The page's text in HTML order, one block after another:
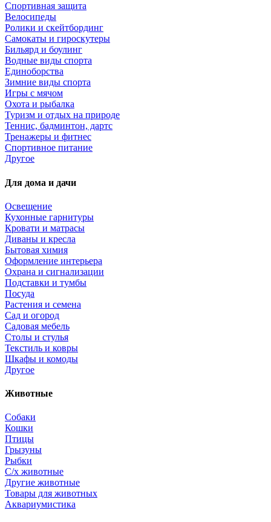
Спортивная защита
Велосипеды
Ролики и скейтбординг
Самокаты и гироскутеры
Бильярд и боулинг
Водные виды спорта
Единоборства
Зимние виды спорта
Игры с мячом
Охота и рыбалка
Туризм и отдых на природе
Теннис, бадминтон, дартс
Тренажеры и фитнес
Спортивное питание
Другое
Для дома и дачи
Освещение
Кухонные гарнитуры
Кровати и матрасы
Диваны и кресла
Бытовая химия
Оформление интерьера
Охрана и сигнализации
Подставки и тумбы
Посуда
Растения и семена
Сад и огород
Садовая мебель
Столы и стулья
Текстиль и ковры
Шкафы и комоды
Другое
Животные
Собаки
Кошки
Птицы
Грызуны
Рыбки
С/х животные
Другие животные
Товары для животных
Аквариумистика